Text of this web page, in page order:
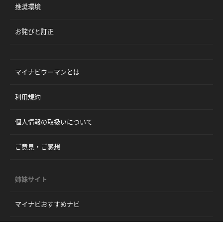
推奨環境
お詫びと訂正
マイナビウーマンとは
利用規約
個人情報の取扱いについて
ご意見・ご感想
姉妹サイト
マイナビおすすめナビ